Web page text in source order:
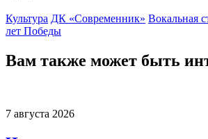
Культура ДК «Современник» Вокальная
лет Победы
Вам также может быть
7 августа 2026